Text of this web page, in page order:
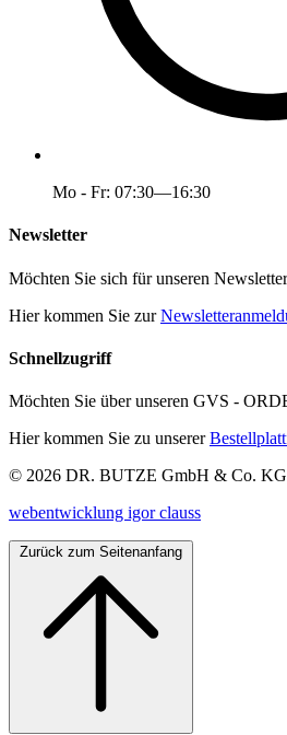
Mo - Fr: 07:30—16:30
Newsletter
Möchten Sie sich für unseren
Hier kommen Sie zur
Schnellzugriff
Möchten Sie über unseren GVS -
Hier kommen Sie zu unserer
© 2026 DR. BUTZE GmbH & Co. KG
webentwicklung igor clauss
Zurück zum Seitenanfang